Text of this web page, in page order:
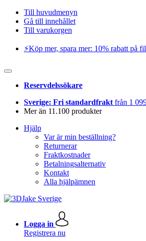
Till huvudmenyn
Gå till innehållet
Till varukorgen
⚡️Köp mer, spara mer: 10% rabatt på
Reservdelssökare
Sverige: Fri standardfrakt från 1
Mer än 11.100 produkter
Hjälp
Var är min beställning?
Returnerar
Fraktkostnader
Betalningsalternativ
Kontakt
Alla hjälpämnen
Logga in
Registrera nu